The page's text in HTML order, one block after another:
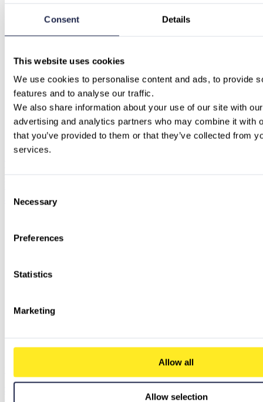
Consent Details
This website uses cookies
We use cookies to personalise content and ads, to provide
features and to analyse our traffic.
We also share information about your use of our site with
advertising and analytics partners who may combine it with
that you’ve provided to them or that they’ve collected from
services.
Selection
Necessary
Preferences
Statistics
Marketing
Allow all
Allow selection
Chrome Enterprise Core vs. Premium: Wann lohnt sich das Upgrade für Ihre IT-Sicherheit?
Mit TISAX als Fundament erreicht CQSE die ISO 27001 Zertifizierung in fünf Monaten. Der
Augenhöhe agiert und über das Audit hinaus verlässlich bleibt.